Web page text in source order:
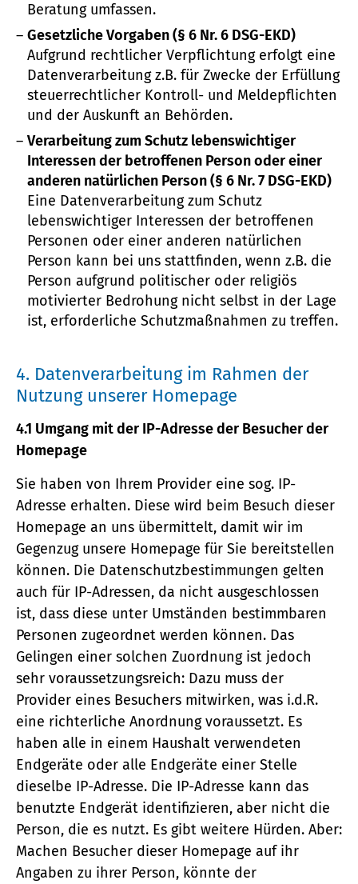
Beratung umfassen.
Gesetzliche Vorgaben (§ 6 Nr. 6 DSG-EKD)
Aufgrund rechtlicher Verpflichtung erfolgt eine
Datenverarbeitung z.B. für Zwecke der Erfüllung
steuerrechtlicher Kontroll- und Meldepflichten
und der Auskunft an Behörden.
Verarbeitung zum Schutz lebenswichtiger
Interessen der betroffenen Person oder einer
anderen natürlichen Person (§ 6 Nr. 7 DSG-EKD)
Eine Datenverarbeitung zum Schutz
lebenswichtiger Interessen der betroffenen
Personen oder einer anderen natürlichen
Person kann bei uns stattfinden, wenn z.B. die
Person aufgrund politischer oder religiös
motivierter Bedrohung nicht selbst in der Lage
ist, erforderliche Schutzmaßnahmen zu treffen.
4. Datenverarbeitung im Rahmen der
Nutzung unserer Homepage
4.1 Umgang mit der IP-Adresse der Besucher der
Homepage
Sie haben von Ihrem Provider eine sog. IP-
Adresse erhalten. Diese wird beim Besuch dieser
Homepage an uns übermittelt, damit wir im
Gegenzug unsere Homepage für Sie bereitstellen
können. Die Datenschutzbestimmungen gelten
auch für IP-Adressen, da nicht ausgeschlossen
ist, dass diese unter Umständen bestimmbaren
Personen zugeordnet werden können. Das
Gelingen einer solchen Zuordnung ist jedoch
sehr voraussetzungsreich: Dazu muss der
Provider eines Besuchers mitwirken, was i.d.R.
eine richterliche Anordnung voraussetzt. Es
haben alle in einem Haushalt verwendeten
Endgeräte oder alle Endgeräte einer Stelle
dieselbe IP-Adresse. Die IP-Adresse kann das
benutzte Endgerät identifizieren, aber nicht die
Person, die es nutzt. Es gibt weitere Hürden. Aber:
Machen Besucher dieser Homepage auf ihr
Angaben zu ihrer Person, könnte der